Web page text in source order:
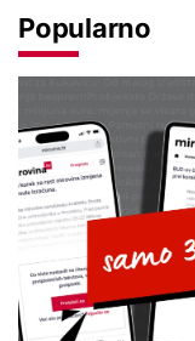
Popularno